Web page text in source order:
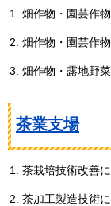
畑作物・園芸作
畑作物・園芸作
畑作物・露地野
茶業支場
茶栽培技術改善
茶加工製造技術